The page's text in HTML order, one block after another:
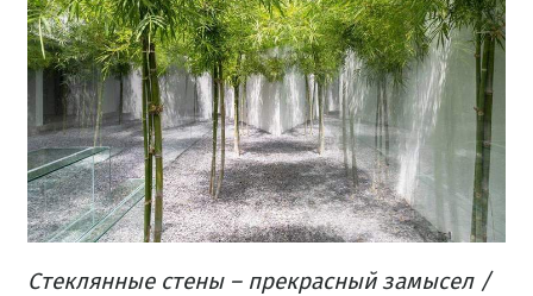
Стеклянные стены – прекрасный замысел /